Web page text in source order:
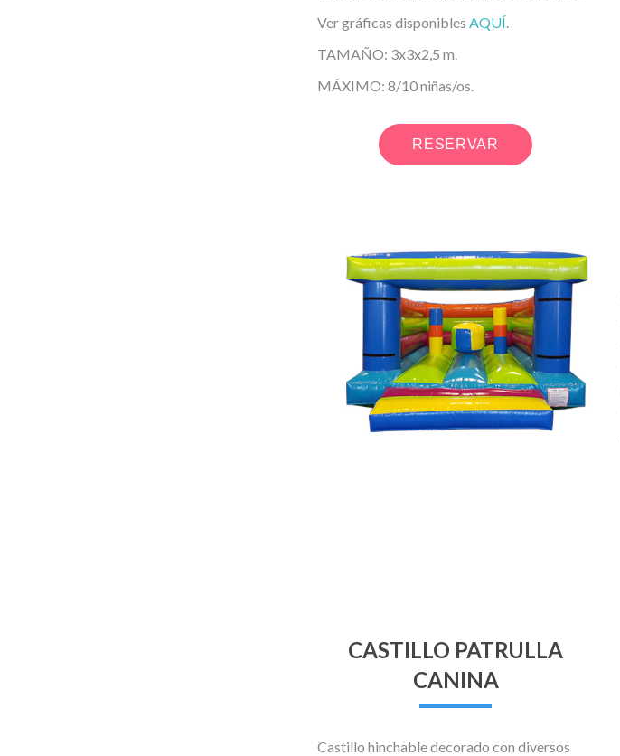
Ver gráficas disponibles AQUÍ.
TAMAÑO: 3x3x2,5 m.
MÁXIMO: 8/10 niñas/os.
RESERVAR
CASTILLO PATRULLA
CANINA
Castillo hinchable decorado con diversos